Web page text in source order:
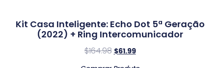
Kit Casa Inteligente: Echo Dot 5ª Geração
(2022) + Ring Intercomunicador
$164.98 $61.99